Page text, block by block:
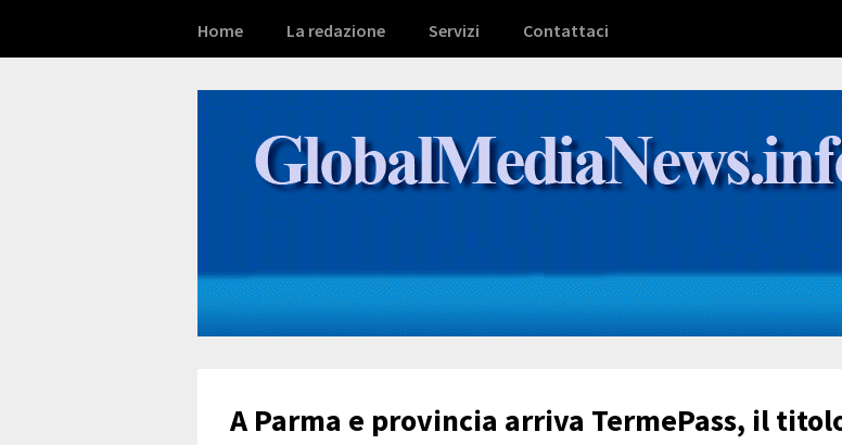
Home La redazione Servizi Contattaci
A Parma e provincia arriva TermePass, il